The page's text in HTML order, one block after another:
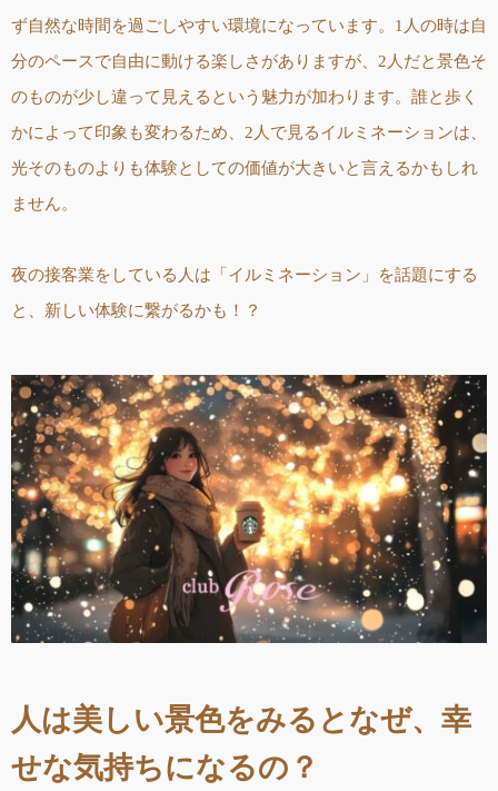
ず自然な時間を過ごしやすい環境になっています。1人の時は自
分のペースで自由に動ける楽しさがありますが、2人だと景色そ
のものが少し違って見えるという魅力が加わります。誰と歩く
かによって印象も変わるため、2人で見るイルミネーションは、
光そのものよりも体験としての価値が大きいと言えるかもしれ
ません。
夜の接客業をしている人は「イルミネーション」を話題にする
と、新しい体験に繋がるかも！？
人は美しい景色をみるとなぜ、幸
せな気持ちになるの？